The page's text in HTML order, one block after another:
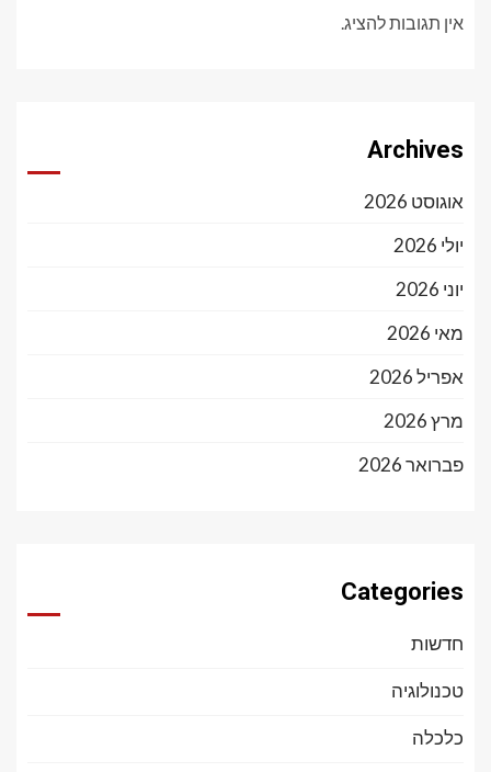
אין תגובות להציג.
Archives
אוגוסט 2026
יולי 2026
יוני 2026
מאי 2026
אפריל 2026
מרץ 2026
פברואר 2026
Categories
חדשות
טכנולוגיה
כלכלה